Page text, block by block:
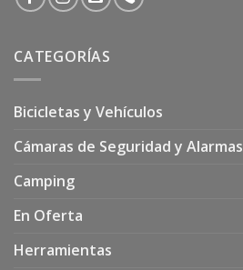
CATEGORÍAS
Bicicletas y Vehículos
Cámaras de Seguridad y Alarmas
Camping
En Oferta
Herramientas